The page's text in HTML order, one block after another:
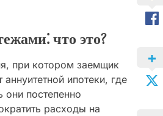
что это?
при котором заемщик
ипотеки, где
они постепенно
расходы на